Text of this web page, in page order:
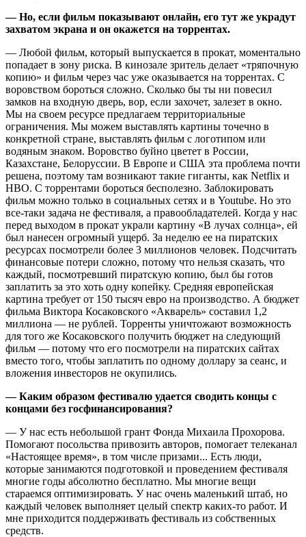
— Но, если фильм показывают онлайн, его тут же украдут
захватом экрана и он окажется на торрентах.
— Любой фильм, который выпускается в прокат, моментально
попадает в зону риска. В кинозале зритель делает «тряпочную
копию» и фильм через час уже оказывается на торрентах. С
воровством бороться сложно. Сколько бы ты ни повесил
замков на входную дверь, вор, если захочет, залезет в окно.
Мы на своем ресурсе предлагаем территориальные
ограничения. Мы можем выставлять картины точечно в
конкретной стране, выставлять фильм с логотипом или
водяным знаком. Воровство буйно цветет в России,
Казахстане, Белоруссии. В Европе и США эта проблема почти
решена, поэтому там возникают такие гиганты, как Netflix и
HBO. С торрентами бороться бесполезно. Заблокировать
фильм можно только в социальных сетях и в Youtube. Но это
все-таки задача не фестиваля, а правообладателей. Когда у нас
перед выходом в прокат украли картину «В лучах солнца», ей
был нанесен огромный ущерб. За неделю ее на пиратских
ресурсах посмотрели более 3 миллионов человек. Подсчитать
финансовые потери сложно, потому что нельзя сказать, что
каждый, посмотревший пиратскую копию, был бы готов
заплатить за это хоть одну копейку. Средняя европейская
картина требует от 150 тысяч евро на производство. А бюджет
фильма Виктора Косаковского «Акварель» составил 1,2
миллиона — не рублей. Торренты уничтожают возможность
для того же Косаковского получить бюджет на следующий
фильм — потому что его посмотрели на пиратских сайтах
вместо того, чтобы заплатить по одному доллару за сеанс, и
вложения инвесторов не окупились.
— Каким образом фестивалю удается сводить концы с
концами без госфинансирования?
— У нас есть небольшой грант Фонда Михаила Прохорова.
Помогают посольства привозить авторов, помогает телеканал
«Настоящее время», в том числе призами... Есть люди,
которые занимаются подготовкой и проведением фестиваля
многие годы абсолютно бесплатно. Мы многие вещи
стараемся оптимизировать. У нас очень маленький штаб, но
каждый человек выполняет целый спектр каких-то работ. И
мне приходится поддерживать фестиваль из собственных
средств.